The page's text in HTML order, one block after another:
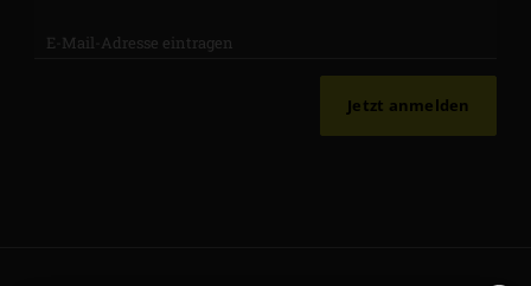
Jetzt anmelden